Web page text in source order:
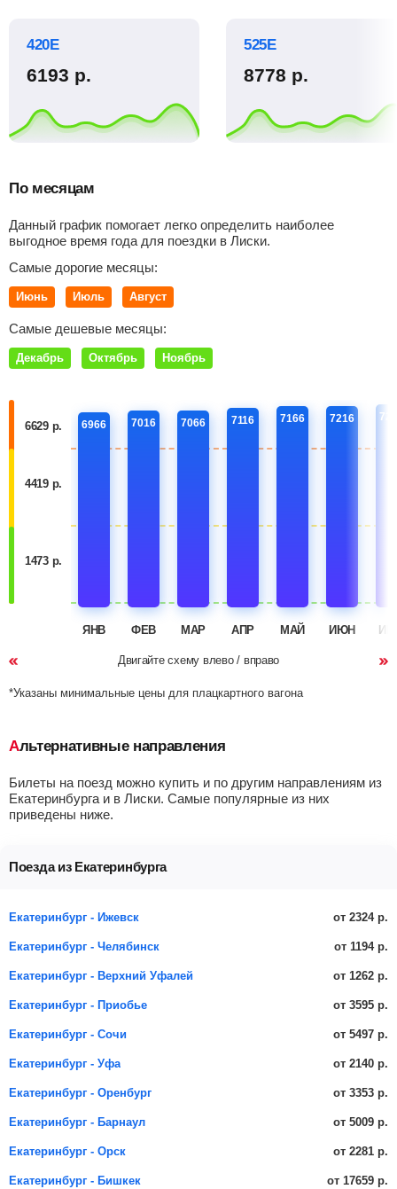
420Е
6193 р.
525Е
8778 р.
По месяцам
Данный график помогает легко определить наиболее
выгодное время года для поездки в Лиски.
Самые дорогие месяцы:
Июнь Июль Август
Самые дешевые месяцы:
Декабрь Октябрь Ноябрь
6629 р.
4419 р.
1473 р.
6966
ЯНВ
7016
ФЕВ
7066
МАР
7116
АПР
7166
МАЙ
7216
ИЮН
Двигайте схему влево / вправо
*Указаны минимальные цены для плацкартного вагона
Альтернативные направления
Билеты на поезд можно купить и по другим направлениям из
Екатеринбурга и в Лиски. Самые популярные из них
приведены ниже.
Поезда из Екатеринбурга
Екатеринбург - Ижевск от 2324 р.
Екатеринбург - Челябинск от 1194 р.
Екатеринбург - Верхний Уфалей от 1262 р.
Екатеринбург - Приобье от 3595 р.
Екатеринбург - Сочи от 5497 р.
Екатеринбург - Уфа от 2140 р.
Екатеринбург - Оренбург от 3353 р.
Екатеринбург - Барнаул от 5009 р.
Екатеринбург - Орск от 2281 р.
Екатеринбург - Бишкек от 17659 р.